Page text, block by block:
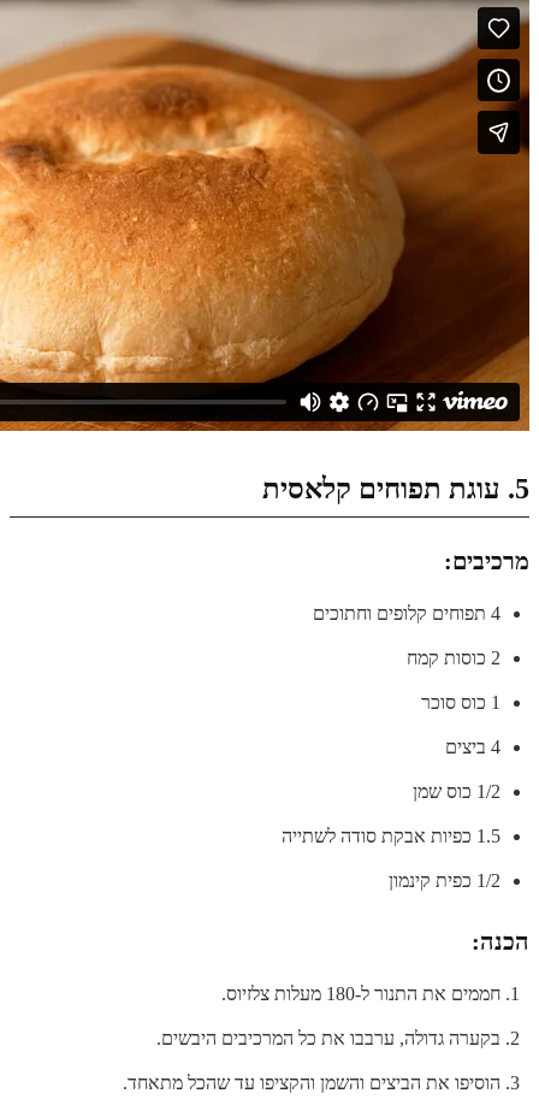
5. עוגת תפוחים קלאסית
מרכיבים:
4 תפוחים קלופים וחתוכים
2 כוסות קמח
1 כוס סוכר
4 ביצים
1/2 כוס שמן
1.5 כפיות אבקת סודה לשתייה
1/2 כפית קינמון
הכנה:
חממים את התנור ל-180 מעלות צלזיוס.
בקערה גדולה, ערבבו את כל המרכיבים היבשים.
הוסיפו את הביצים והשמן והקציפו עד שהכל מתאחד.